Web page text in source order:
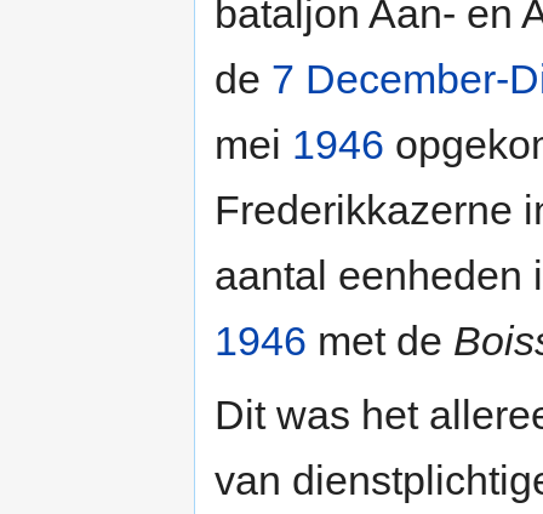
bataljon Aan- en
de 7 December-
mei 1946
Frederikkazerne
aantal eenheden
1946 met de
Dit was het
van